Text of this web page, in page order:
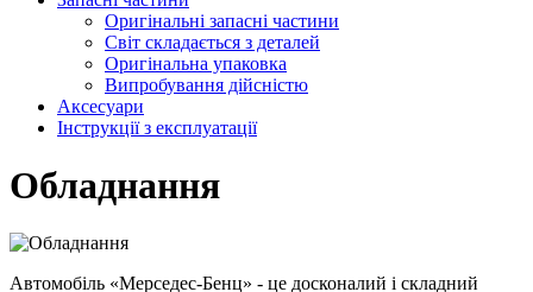
Оригінальні запасні частини
Світ складається з деталей
Оригінальна упаковка
Випробування дійсністю
Аксесуари
Інструкції з експлуатації
Обладнання
Автомобіль «Мерседес-Бенц» - це досконалий і складний